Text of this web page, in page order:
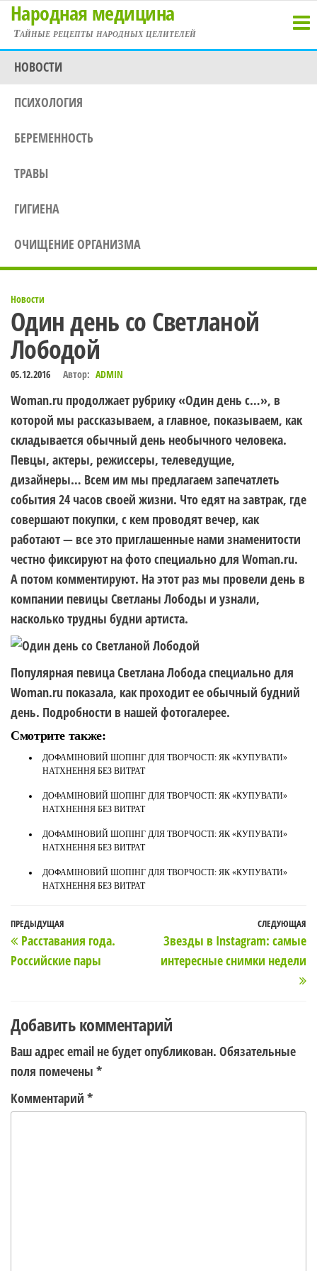
Перейти
содержимому
Народная медицина
Тайные рецепты народных целителей
НОВОСТИ
ПСИХОЛОГИЯ
БЕРЕМЕННОСТЬ
ТРАВЫ
ГИГИЕНА
ОЧИЩЕНИЕ ОРГАНИЗМА
Новости
Один день со Светланой
Лободой
05.12.2016 Автор: ADMIN
Woman.ru продолжает рубрику «Один день с…», в
которой мы рассказываем, а главное, показываем, как
складывается обычный день необычного человека.
Певцы, актеры, режиссеры, телеведущие,
дизайнеры… Всем им мы предлагаем запечатлеть
события 24 часов своей жизни. Что едят на завтрак, где
совершают покупки, с кем проводят вечер, как
работают — все это приглашенные нами знаменитости
честно фиксируют на фото специально для Woman.ru.
А потом комментируют. На этот раз мы провели день в
компании певицы Светланы Лободы и узнали,
насколько трудны будни артиста.
Популярная певица Светлана Лобода специально для
Woman.ru показала, как проходит ее обычный будний
день. Подробности в нашей фотогалерее.
Смотрите также:
ДОФАМІНОВИЙ ШОПІНГ ДЛЯ ТВОРЧОСТІ: ЯК «КУПУВАТИ»
НАТХНЕННЯ БЕЗ ВИТРАТ
ДОФАМІНОВИЙ ШОПІНГ ДЛЯ ТВОРЧОСТІ: ЯК «КУПУВАТИ»
НАТХНЕННЯ БЕЗ ВИТРАТ
ДОФАМІНОВИЙ ШОПІНГ ДЛЯ ТВОРЧОСТІ: ЯК «КУПУВАТИ»
НАТХНЕННЯ БЕЗ ВИТРАТ
ДОФАМІНОВИЙ ШОПІНГ ДЛЯ ТВОРЧОСТІ: ЯК «КУПУВАТИ»
НАТХНЕННЯ БЕЗ ВИТРАТ
Навигация
по
записям
Предыдущая
запись
ПРЕДЫДУЩАЯ
Расставания года.
Российские пары
СЛЕДУЮЩАЯ
Звезды в Instagram: самые
интересные снимки недели
Добавить комментарий
Ваш адрес email не будет опубликован. Обязательные
поля помечены *
Комментарий *